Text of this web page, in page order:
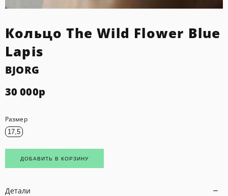
Кольцо The Wild Flower Blue
Lapis
BJORG
30 000р
Размер
17,5
ДОБАВИТЬ В КОРЗИНУ
Детали